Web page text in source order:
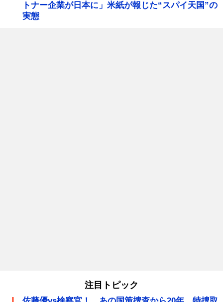
トナー企業が日本に」米紙が報じた“スパイ天国”の
実態
注目トピック